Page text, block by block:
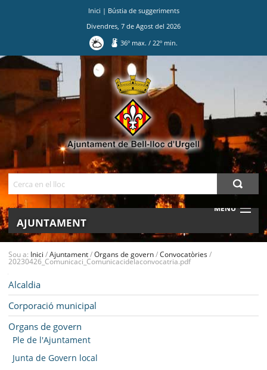
Inici | Bústia de suggeriments
Divendres 7 de Agost del 2026
36º max./ 22º min.
MENU
AJUNTAMENT
BELL-LLOC SOLUCIONA
Sou a: Inici /Ajuntament/Organs de govern/Convocatòries/
20230426_Comunicaci_Comunicacidelaconvocatria.pdf
Alcaldia
Corporació municipal
Organs de govern
Ple de l'Ajuntament
Junta de Govern local